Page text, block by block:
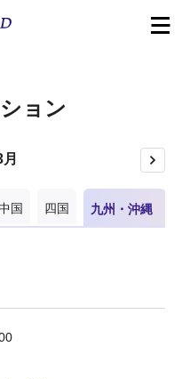
ョン
国 四国 九州・沖縄